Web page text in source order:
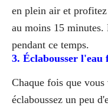
en plein air et
au moins 15 minutes.
pendant ce temps.
3. Éclabousser l'eau
Chaque fois que vous
éclaboussez un peu